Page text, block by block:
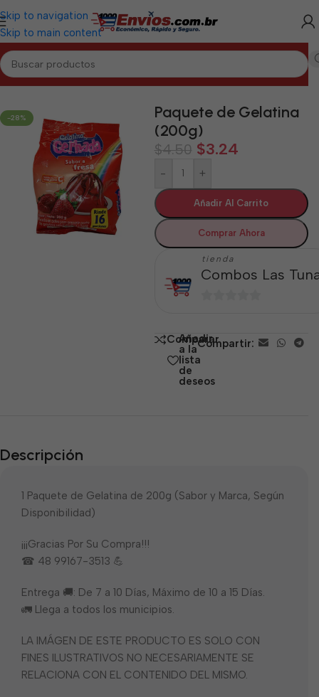
Skip to navigation
Skip to main content
Inicio/LAS TUNAS/Alimentos Varios Las Tunas
-28%
Paquete de Gelatina
(200g)
$4.50 $3.24
- +
Añadir Al Carrito
Comprar Ahora
tienda
Combos Las
5
Comparar
Añadir
a la
lista
de
deseos
Compartir:
Descripción
1 Paquete de Gelatina de 200g (Sabor y Marca, Según
Disponibilidad)
¡¡¡Gracias Por Su Compra!!!
☎ 48 99167-3513 💪
Entrega 🚚: De 7 a 10 Días, Máximo de 10 a 15 Días.
🚛 Llega a todos los municipios.
LA IMÁGEN DE ESTE PRODUCTO ES SOLO CON
FINES ILUSTRATIVOS NO NECESARIAMENTE SE
RELACIONA CON EL CONTENIDO DEL MISMO.